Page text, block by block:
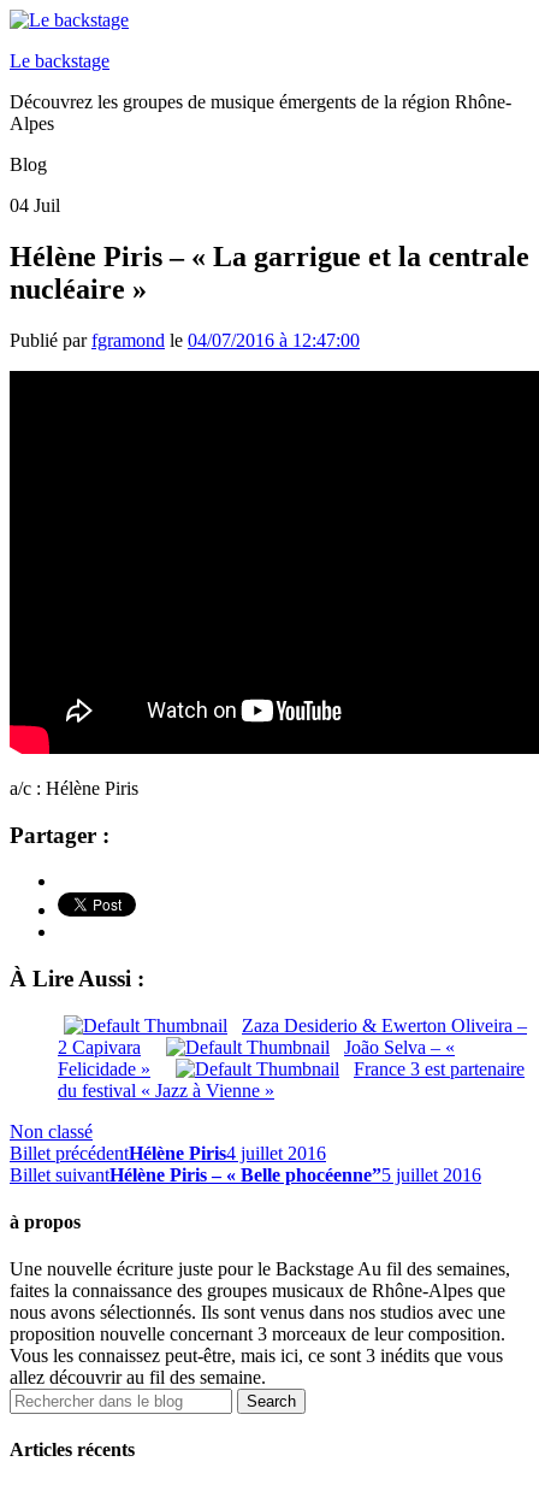
Le backstage
Découvrez les groupes de musique émergents de la région Rhône-
Alpes
Blog
04 Juil
Hélène Piris – « La garrigue et la centrale
nucléaire »
Publié parfgramond le 04/07/2016 à 12:47:00
a/c : Hélène Piris
Partager :
À Lire Aussi :
Zaza Desiderio & Ewerton Oliveira –
2 Capivara
João Selva – «
Felicidade »
France 3 est partenaire
du festival « Jazz à Vienne »
Non classé
Billet précédentHélène Piris4 juillet 2016
Billet suivantHélène Piris – « Belle phocéenne”5 juillet 2016
à propos
Une nouvelle écriture juste pour le Backstage Au fil des semaines,
faites la connaissance des groupes musicaux de Rhône-Alpes que
nous avons sélectionnés. Ils sont venus dans nos studios avec une
proposition nouvelle concernant 3 morceaux de leur composition.
Vous les connaissez peut-être, mais ici, ce sont 3 inédits que vous
allez découvrir au fil des semaine.
Articles récents